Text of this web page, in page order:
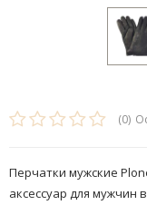
(0)
Перчатки мужские
аксессуар для